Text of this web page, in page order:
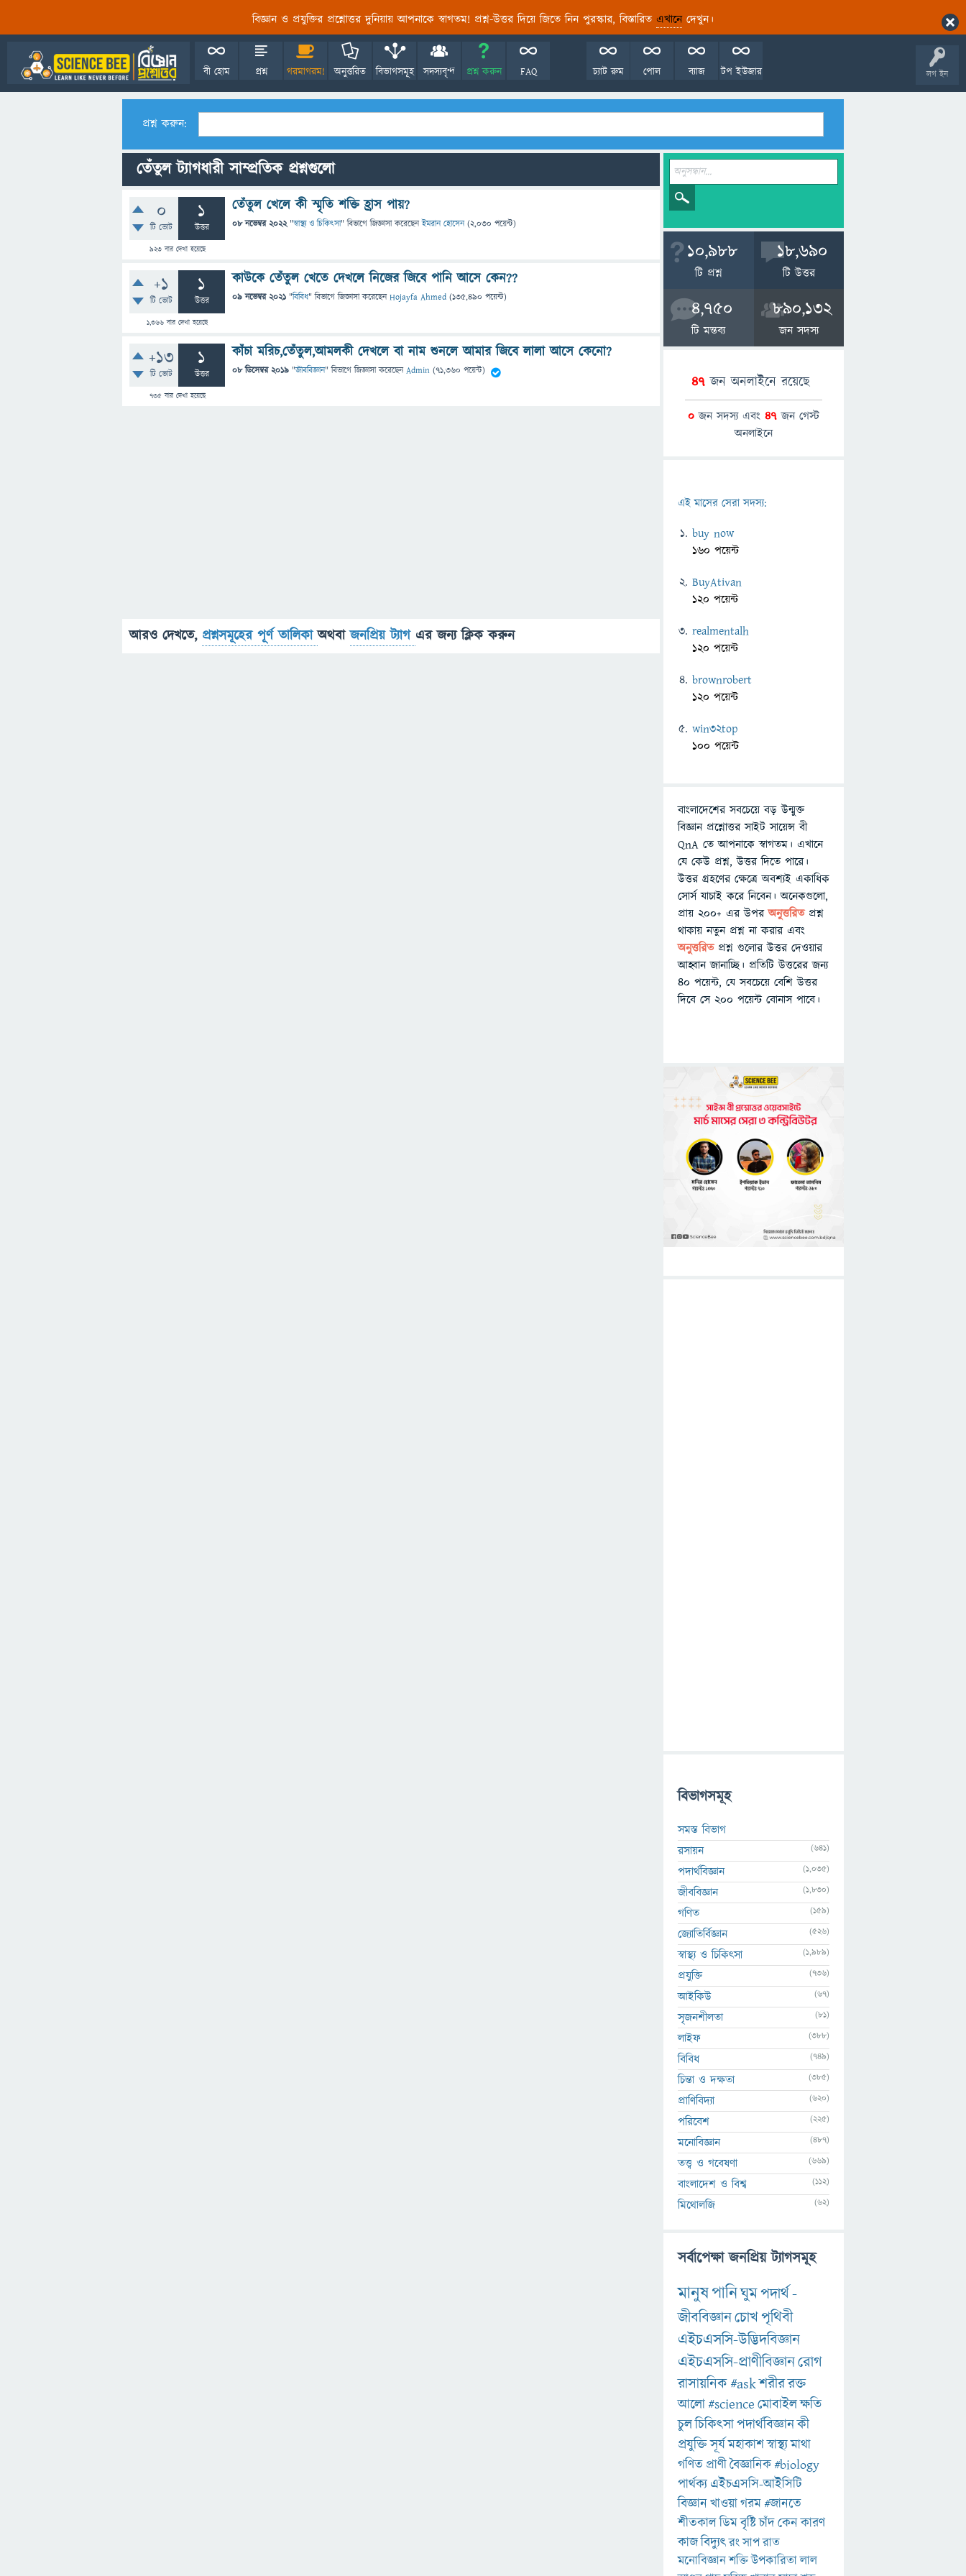
বিজ্ঞান ও প্রযুক্তির প্রশ্নোত্তর দুনিয়ায় আপনাকে স্বাগতম! প্রশ্ন-উত্তর দিয়ে জিতে নিন পুরস্কার, বিস্তারিত এখানেদেখুন।
লগ ইন
বী হোম প্রশ্ন গরমাগরম! অনুত্তরিত বিভাগসমূহ সদস্যবৃন্দ প্রশ্ন করুন FAQ টপ ইউজার
ব্যাজ
পোল
চ্যাট রুম
প্রশ্ন করুন:
তেঁতুল ট্যাগধারী সাম্প্রতিক প্রশ্নগুলো
0
টি ভোট
1
উত্তর
923বার দেখা হয়েছে
তেঁতুল খেলে কী স্মৃতি শক্তি হ্রাস পায়?
08 নভেম্বর 2022 "স্বাস্থ্য ও চিকিৎসা" বিভাগে জিজ্ঞাসাকরেছেনইমরান হোসেন (2,030 পয়েন্ট)
+1
টি ভোট
1
উত্তর
1,366 বার দেখা হয়েছে
কাউকে তেঁতুল খেতে দেখলে নিজের জিবে পানি আসে কেন??
09 নভেম্বর 2021 "বিবিধ" বিভাগে জিজ্ঞাসাকরেছেনHojayfa Ahmed (135,490 পয়েন্ট)
+13
টি ভোট
1
উত্তর
735বার দেখা হয়েছে
কাঁচা মরিচ,তেঁতুল,আমলকী দেখলে বা নাম শুনলে আমার জিবে লালা আসে কেনো?
08 ডিসেম্বর 2019 "জীববিজ্ঞান" বিভাগে জিজ্ঞাসাকরেছেনAdmin (71,360 পয়েন্ট)
আরও দেখতে, প্রশ্নসমূহের পূর্ণ তালিকাঅথবাজনপ্রিয় ট্যাগ এর জন্য ক্লিক করুন
10,988
টি প্রশ্ন
18,690
টি উত্তর
4,750
টি মন্তব্য
890,132
জন সদস্য
47 জন অনলাইনে রয়েছে
0 জন সদস্য এবং 47 জন গেস্ট
অনলাইনে
এই মাসের সেরা সদস্য:
buy now
160 পয়েন্ট
BuyAtivan
120 পয়েন্ট
realmentalh
120 পয়েন্ট
brownrobert
120 পয়েন্ট
win32top
100 পয়েন্ট
বাংলাদেশের সবচেয়ে বড় উন্মুক্ত
বিজ্ঞান প্রশ্নোত্তর সাইট সায়েন্স বী
QnA তে আপনাকে স্বাগতম। এখানে
যে কেউ প্রশ্ন, উত্তর দিতে পারে।
উত্তর গ্রহণের ক্ষেত্রে অবশ্যই একাধিক
সোর্স যাচাই করে নিবেন। অনেকগুলো,
প্রায় ২০০+ এর উপরঅনুত্তরিতপ্রশ্ন
থাকায় নতুন প্রশ্ন না করার এবং
অনুত্তরিত প্রশ্ন গুলোর উত্তর দেওয়ার
আহ্বান জানাচ্ছি। প্রতিটি উত্তরের জন্য
৪০ পয়েন্ট, যে সবচেয়ে বেশি উত্তর
দিবে সে ২০০ পয়েন্ট বোনাস পাবে।
বিভাগসমূহ
সমস্ত বিভাগ
রসায়ন
(641)
পদার্থবিজ্ঞান (1,035)
জীববিজ্ঞান (1,830)
গণিত (159)
জ্যোতির্বিজ্ঞান (526)
স্বাস্থ্য ও চিকিৎসা (1,989)
প্রযুক্তি (736)
আইকিউ (67)
সৃজনশীলতা (81)
লাইফ (388)
বিবিধ (749)
চিন্তা ও দক্ষতা (385)
প্রাণিবিদ্যা (620)
পরিবেশ (225)
মনোবিজ্ঞান (487)
তত্ত্ব ও গবেষণা (669)
বাংলাদেশ ও বিশ্ব (112)
মিথোলজি (62)
সর্বাপেক্ষা জনপ্রিয় ট্যাগসমূহ
মানুষপানিঘুমপদার্থ-
জীববিজ্ঞানচোখপৃথিবী
এইচএসসি-উদ্ভিদবিজ্ঞান
এইচএসসি-প্রাণীবিজ্ঞানরোগ
রাসায়নিক#askশরীররক্ত
আলো#scienceমোবাইলক্ষতি
চুলচিকিৎসাপদার্থবিজ্ঞানকী
প্রযুক্তিসূর্যমহাকাশস্বাস্থ্যমাথা
গণিত প্রাণীবৈজ্ঞানিক#biology
পার্থক্য এইচএসসি-আইসিটি
বিজ্ঞানখাওয়াগরম#জানতে
শীতকালডিমবৃষ্টিচাঁদকেনকারণ
কাজবিদ্যুৎরংসাপরাত
মনোবিজ্ঞানশক্তিউপকারিতালাল